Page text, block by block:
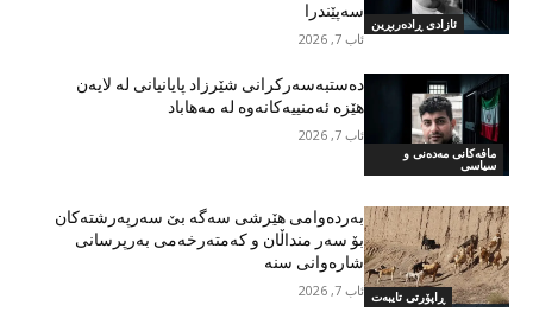
ئازادی ڕادەربڕین
سەپێندرا
ئاب 7, 2026
مافەکانی مەدەنی و
سیاسی
دەستبەسەرکرانی شێرزاد پایانیانی لە لایەن
هێزە ئەمنییەکانەوە لە مەهاباد
ئاب 7, 2026
ڕاپۆرتی تایبەت
بەردەوامی هێرشی سەگە بێ سەرپەرشتەکان
بۆ سەر منداڵان و کەمتەرخەمی بەرپرسانی
شارەوانی سنە
ئاب 7, 2026